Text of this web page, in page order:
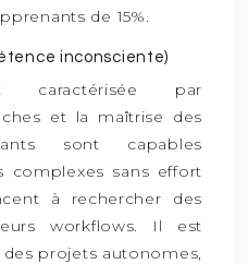
de 15%.
inconsciente)
par
et la maîtrise des
sont capables
complexes sans effort
à rechercher des
workflows. Il est
projets autonomes,